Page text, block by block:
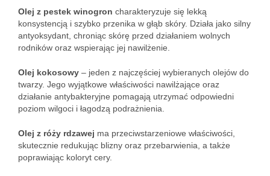
Olej z pestek winogron charakteryzuje się lekką
konsystencją i szybko przenika w głąb skóry. Działa jako silny
antyoksydant, chroniąc skórę przed działaniem wolnych
rodników oraz wspierając jej nawilżenie.
Olej kokosowy – jeden z najczęściej wybieranych olejów do
twarzy. Jego wyjątkowe właściwości nawilżające oraz
działanie antybakteryjne pomagają utrzymać odpowiedni
poziom wilgoci i łagodzą podrażnienia.
Olej z róży rdzawej ma przeciwstarzeniowe właściwości,
skutecznie redukując blizny oraz przebarwienia, a także
poprawiając koloryt cery.